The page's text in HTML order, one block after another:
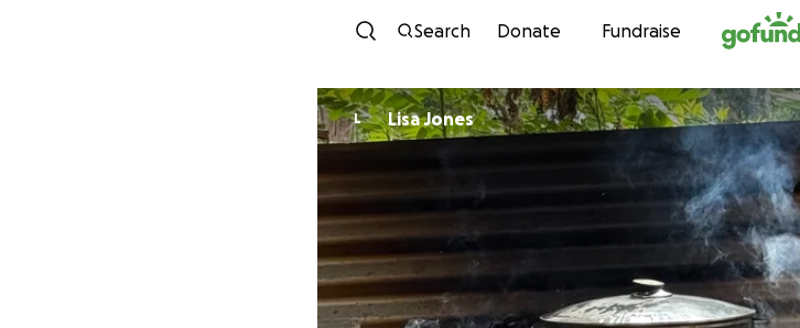
Skip to
Search Donate Fundraise
L Lisa Jones